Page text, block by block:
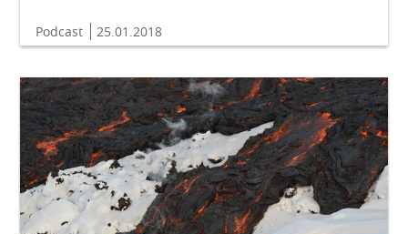
Podcast 25.01.2018